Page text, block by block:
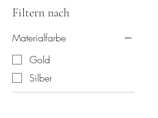
Filtern nach
Materialfarbe
Gold
Silber